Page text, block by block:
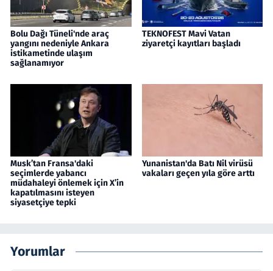
Bolu Dağı Tüneli'nde araç
yangını nedeniyle Ankara
istikametinde ulaşım
sağlanamıyor
TEKNOFEST Mavi Vatan
ziyaretçi kayıtları başladı
Musk’tan Fransa'daki
seçimlerde yabancı
müdahaleyi önlemek için X’in
kapatılmasını isteyen
siyasetçiye tepki
Yunanistan'da Batı Nil virüsü
vakaları geçen yıla göre arttı
Yorumlar